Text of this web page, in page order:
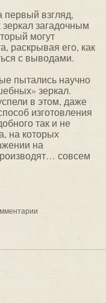
первый взгляд,
зеркал загадочным
могут
раскрывая его, как
с выводами.
пытались научно
зеркал.
в этом, даже
изготовления
так и не
на которых
на
совсем